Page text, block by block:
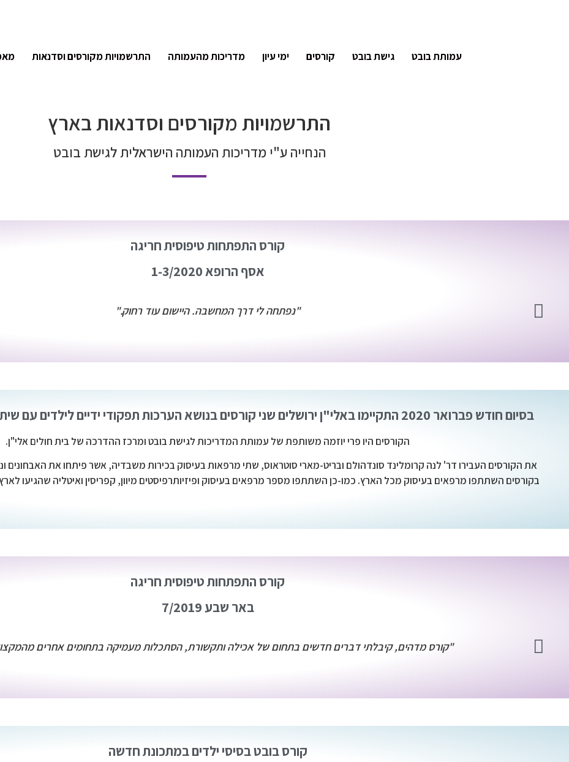
עמותת בובט גישת בובט קורסים ימי עיון מדריכות מהעמותה התרשמויות מקורסים וסדנאות
התרשמויות מקורסים וסדנאות בארץ
הנחייה ע"י מדריכות העמותה הישראלית לגישת בובט
קורס התפתחות טיפוסית חריגה
אסף הרופא 1-3/2020
"נפתחה לי דרך המחשבה. היישום עוד רחוק."
בסיום חודש פברואר 2020 התקיימו באלי"ן ירושלים שני קורסים בנושא הערכות תפקודי ידיים לילדים עם שיתוק מוחי - AHA ו-BOHA.
הקורסים היו פרי יוזמה משותפת של עמותת המדריכות לגישת בובט ומרכז ההדרכה של בית חולים אלי"ן.
את הקורסים העבירו דר' לנה קרומלינד סונדהולם ובריט-מארי סוטראוס, שתי מרפאות בעיסוק בכירות משבדיה, אשר פיתחו את האבחונים
בקורסים השתתפו מרפאים בעיסוק מכל הארץ. כמו-כן השתתפו מספר מרפאים בעיסוק ופיזיותרפיסטים מיוון, קפריסין ואיטליה שהגיעו
קורס התפתחות טיפוסית חריגה
באר שבע 7/2019
"קורס מדהים, קיבלתי דברים חדשים בתחום של אכילה ותקשורת, הסתכלות מעמיקה בתחומים אחרים
קורס בובט בסיסי ילדים במתכונת חדשה